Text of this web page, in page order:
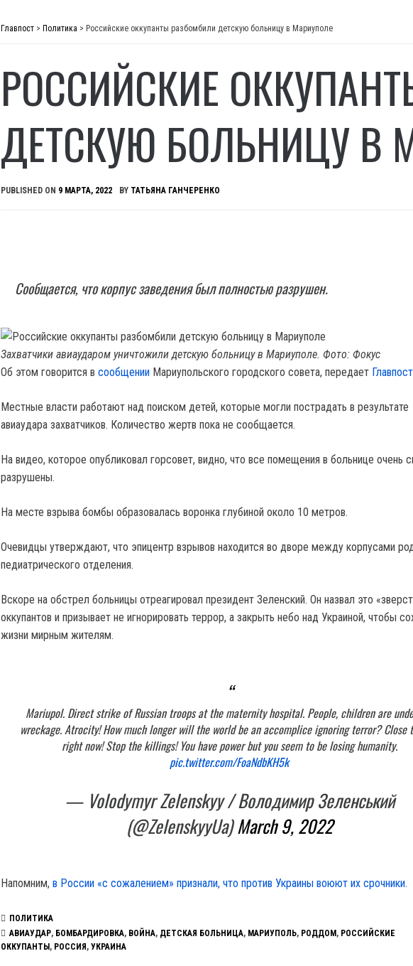
Главпост > Политика > Российские оккупанты разбомбили детскую больницу в Мариуполе
РОССИЙСКИЕ
ДЕТСКУЮ БОЛЬНИЦУ В
PUBLISHED ON 9 МАРТА, 2022 BY ТАТЬЯНА ГАНЧЕРЕНКО
Сообщается, что корпус заведения был полностью разрушен.
Захватчики авиаударом уничтожили детскую больницу в Мариуполе. Фото: Фокус
Об этом говорится в сообщении Мариупольского городского совета, передает Главпост
Местные власти работают над поиском детей, которые могли пострадать в результате
авиаудара захватчиков. Количество жертв пока не сообщается.
На видео, которое опубликовал горсовет, видно, что все помещения в больнице очень
разрушены.
На месте взрыва бомбы образовалась воронка глубиной около 10 метров.
Очевидцы утверждают, что эпицентр взрывов находится во дворе между корпусами
педиатрического отделения.
Вскоре на обстрел больницы отреагировал президент Зеленский. Он назвал это
оккупантов и призывает не игнорировать террор, а закрыть небо над Украиной, чтобы
жизни мирным жителям.
Mariupol. Direct strike of Russian troops at the maternity hospital. People, children are
wreckage. Atrocity! How much longer will the world be an accomplice ignoring terror? Close
right now! Stop the killings! You have power but you seem to be losing humanity.
pic.twitter.com/FoaNdbKH5k
— Volodymyr Zelenskyy / Володимир Зеленський
(@ZelenskyyUa)March 9, 2022
Напомним, в России «с сожалением» признали, что против Украины воюют их срочники.
ПОЛИТИКА
АВИАУДАР, БОМБАРДИРОВКА, ВОЙНА, ДЕТСКАЯ БОЛЬНИЦА, МАРИУПОЛЬ, РОДДОМ , РОССИЙСКИЕ
ОККУПАНТЫ , РОССИЯ , УКРАИНА